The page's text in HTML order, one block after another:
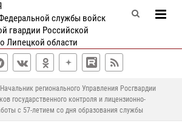
службы войск
гвардии Российской
Липецкой области
Начальник регионального Управления Росгвардии
государственного контроля и лицензионно-
с 57-летием со дня образования службы